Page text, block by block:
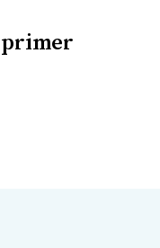
primer